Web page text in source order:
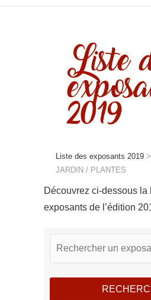
Liste
2019
Liste des exposants 2019 >
JARDIN / PLANTES
Découvrez ci-dessous la
exposants de l’édition